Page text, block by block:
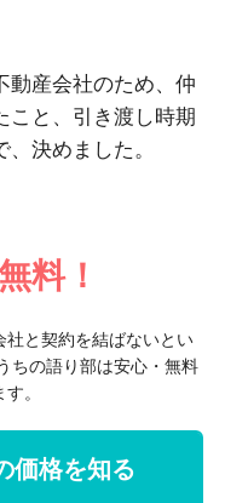
動産会社のため、仲
こと、引き渡し時期
決めました。
料！
と契約を結ばないとい
ちの語り部は安心・無料
。
価格を知る